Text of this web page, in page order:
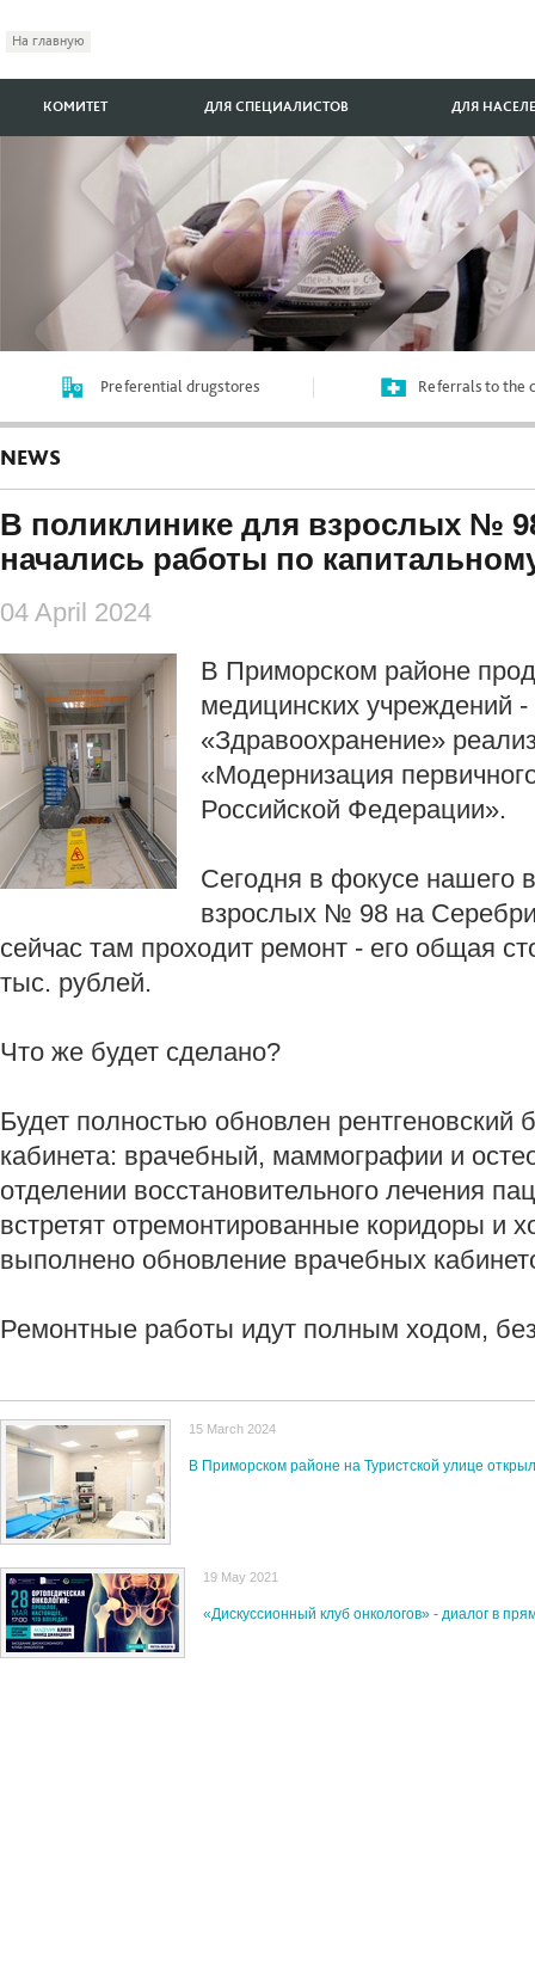
На главную
КОМИТЕТ ДЛЯ СПЕЦИАЛИСТОВ ДЛЯ
Preferential drugstores Referrals to the
NEWS
В поликлинике для взрослых №
начались работы по
04 April 2024
В Приморском районе
медицинских учреждений
«Здравоохранение»
«Модернизация
Российской Федерации».
Сегодня в фокусе нашего
взрослых № 98 на
сейчас там проходит ремонт - его общая
тыс. рублей.
Что же будет сделано?
Будет полностью обновлен рентгеновский
кабинета: врачебный, маммографии и
отделении восстановительного лечения
встретят отремонтированные коридоры и
выполнено обновление врачебных
Ремонтные работы идут полным ходом,
15 March 2024
В Приморском районе на Туристской улице
19 May 2021
«Дискуссионный клуб онкологов» - диалог в